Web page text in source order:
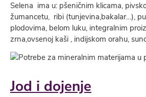
Selena ima u: pšeničnim klicama,
žumancetu, ribi (tunjevina,bakalar…),
plodovima, belom luku, integralnim
zrna,ovsenoj kaši , indijskom orahu,
Jod i dojenje